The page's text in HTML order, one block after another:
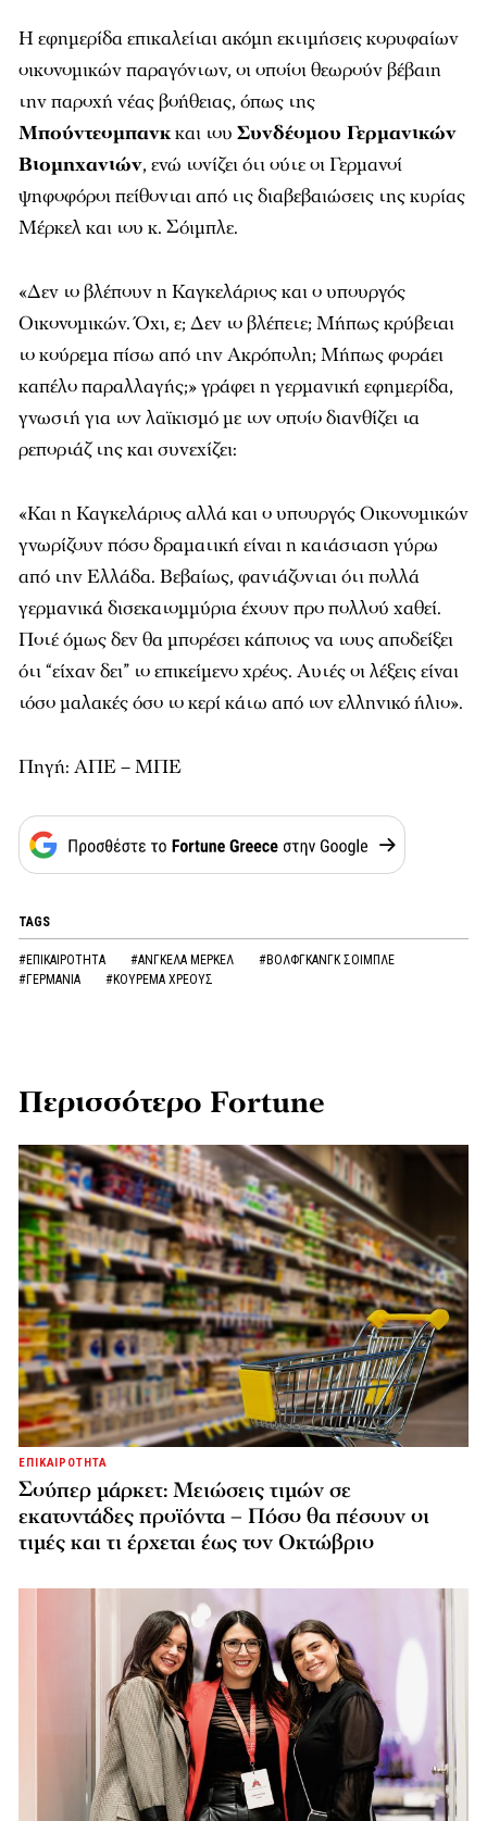
Η εφημερίδα επικαλείται ακόμη εκτιμήσεις κορυφαίων
οικονομικών παραγόντων, οι οποίοι θεωρούν βέβαιη
την παροχή νέας βοήθειας, όπως της
Μπούντεσμπανκκαι του Συνδέσμου Γερμανικών
Βιομηχανιών, ενώ τονίζει ότι ούτε οι Γερμανοί
ψηφοφόροι πείθονται από τις διαβεβαιώσεις της κυρίας
Μέρκελ και του κ. Σόιμπλε.
«Δεν το βλέπουν η Καγκελάριος και ο υπουργός
Οικονομικών. Όχι, ε; Δεν το βλέπετε; Μήπως κρύβεται
το κούρεμα πίσω από την Ακρόπολη; Μήπως φοράει
καπέλο παραλλαγής;» γράφει η γερμανική εφημερίδα,
γνωστή για τον λαϊκισμό με τον οποίο διανθίζει τα
ρεπορτάζ της και συνεχίζει:
«Και η Καγκελάριος αλλά και ο υπουργός Οικονομικών
γνωρίζουν πόσο δραματική είναι η κατάσταση γύρω
από την Ελλάδα. Βεβαίως, φαντάζονται ότι πολλά
γερμανικά δισεκατομμύρια έχουν προ πολλού χαθεί.
Ποτέ όμως δεν θα μπορέσει κάποιος να τους αποδείξει
ότι “είχαν δει” το επικείμενο χρέος. Αυτές οι λέξεις είναι
τόσο μαλακές όσο το κερί κάτω από τον ελληνικό ήλιο».
Πηγή: ΑΠΕ – ΜΠΕ
TAGS
#ΕΠΙΚΑΙΡΟΤΗΤΑ #ΑΝΓΚΕΛΑ ΜΕΡΚΕΛ
#ΒΟΛΦΓΚΑΝΓΚ ΣΟΙΜΠΛΕ
#ΓΕΡΜΑΝΙΑ
#ΚΟΥΡΕΜΑ ΧΡΕΟΥΣ
Περισσότερο Fortune
ΕΠΙΚΑΙΡΟΤΗΤΑ
Σούπερ μάρκετ: Μειώσεις τιμών σε
εκατοντάδες προϊόντα – Πόσο θα πέσουν οι
τιμές και τι έρχεται έως τον Οκτώβριο